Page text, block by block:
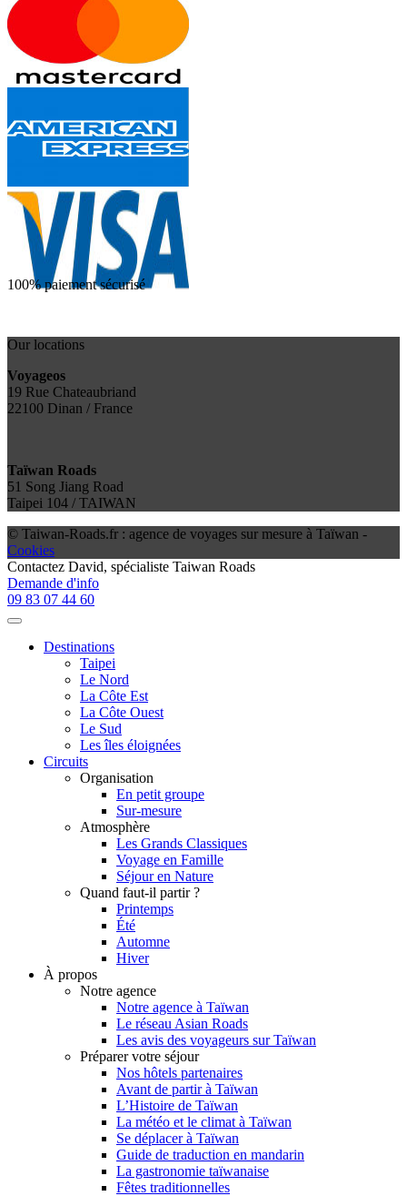
100% paiement sécurisé
Our locations
Voyageos
19 Rue Chateaubriand
22100 Dinan / France
Taïwan Roads
51 Song Jiang Road
Taipei 104 / TAIWAN
© Taiwan-Roads.fr : agence de voyages sur mesure à Taïwan -
Cookies
Contactez David, spécialiste Taiwan Roads
Demande d'info
09 83 07 44 60
Destinations
Taipei
Le Nord
La Côte Est
La Côte Ouest
Le Sud
Les îles éloignées
Circuits
Organisation
En petit groupe
Sur-mesure
Atmosphère
Les Grands Classiques
Voyage en Famille
Séjour en Nature
Quand faut-il partir ?
Printemps
Été
Automne
Hiver
À propos
Notre agence
Notre agence à Taïwan
Le réseau Asian Roads
Les avis des voyageurs sur Taïwan
Préparer votre séjour
Nos hôtels partenaires
Avant de partir à Taïwan
L’Histoire de Taïwan
La météo et le climat à Taïwan
Se déplacer à Taïwan
Guide de traduction en mandarin
La gastronomie taïwanaise
Fêtes traditionnelles